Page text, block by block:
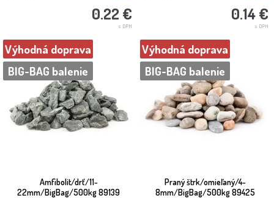
0.22 €
s DPH
0.14 €
s DPH
Amfibolit/drť/11-
22mm/BigBag/500kg 89139
Výhodná doprava
BIG-BAG balenie
Praný štrk/omieľaný/4-
8mm/BigBag/500kg 89425
Výhodná doprava
BIG-BAG balenie